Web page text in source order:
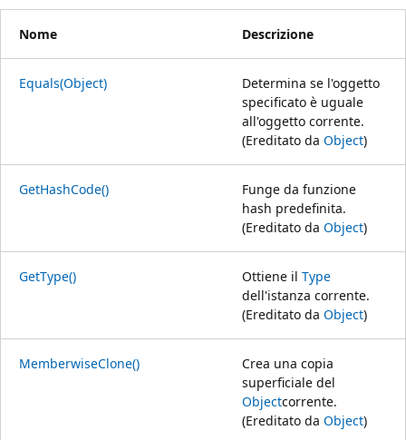
Nome Descrizione
Equals(Object)
Determina se l'oggetto
specificato è uguale
all'oggetto corrente.
(Ereditato da Object)
GetHashCode()
Funge da funzione
hash predefinita.
(Ereditato da Object)
GetType() Ottiene il Type
dell'istanza corrente.
(Ereditato da Object)
MemberwiseClone()
Crea una copia
superficiale del
Objectcorrente.
(Ereditato da Object)